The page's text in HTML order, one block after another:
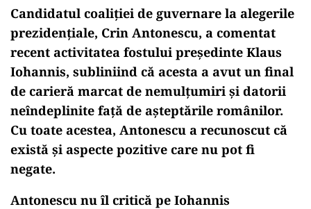
Candidatul coaliţiei de guvernare la alegerile
prezidenţiale, Crin Antonescu, a comentat
recent activitatea fostului preşedinte Klaus
Iohannis, subliniind că acesta a avut un final
de carieră marcat de nemulţumiri şi datorii
neîndeplinite faţă de aşteptările românilor.
Cu toate acestea, Antonescu a recunoscut că
există şi aspecte pozitive care nu pot fi
negate.
Antonescu nu îl critică pe Iohannis